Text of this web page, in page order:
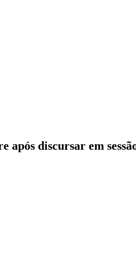
após discursar em